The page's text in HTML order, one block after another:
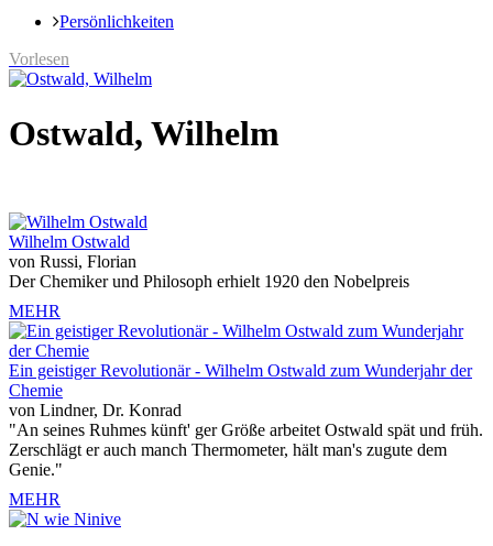
Persönlichkeiten
Vorlesen
Ostwald, Wilhelm
Wilhelm Ostwald
von Russi, Florian
Der Chemiker und Philosoph erhielt 1920 den Nobelpreis
MEHR
Ein geistiger Revolutionär - Wilhelm Ostwald zum Wunderjahr der
Chemie
von Lindner, Dr. Konrad
"An seines Ruhmes künft' ger Größe arbeitet Ostwald spät und früh.
Zerschlägt er auch manch Thermometer, hält man's zugute dem
Genie."
MEHR